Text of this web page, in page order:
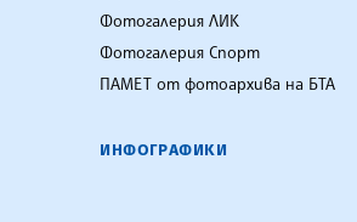
Фотогалерия ЛИК
Фотогалерия Спорт
ПАМЕТ от фотоархива на БТА
ИНФОГРАФИКИ